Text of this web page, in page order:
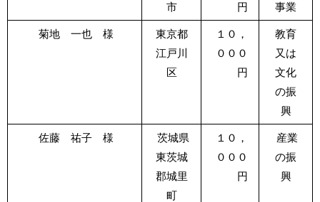
市 円 事業
菊地 一也 様
東京都
江戸川
区
１０，
０００
円
教育
又は
文化
の振
興
佐藤 祐子 様
茨城県
東茨城
郡城里
町
１０，
０００
円
産業
の振
興